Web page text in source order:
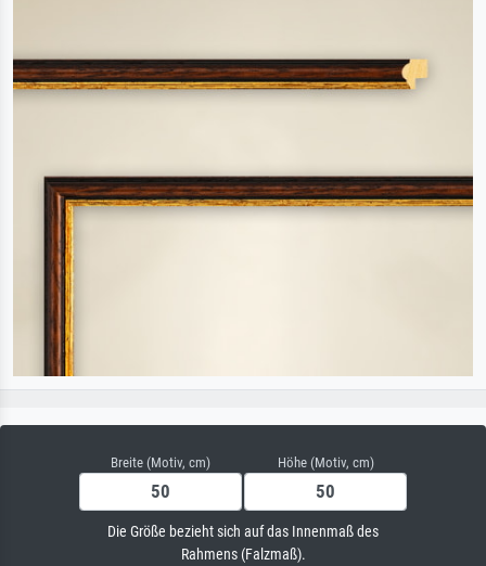
Breite (Motiv, cm) Höhe (Motiv, cm)
Die Größe bezieht sich auf das Innenmaß des
Rahmens (Falzmaß).